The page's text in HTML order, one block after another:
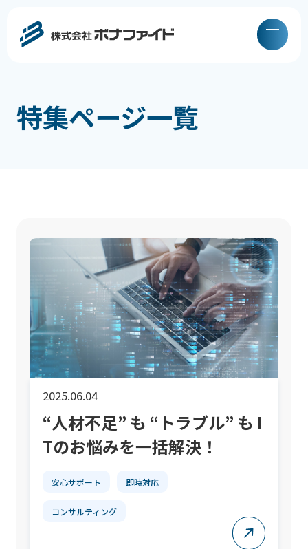
特集ページ一覧
2025.06.04
“人材不足” も “トラブル” も I
Tのお悩みを一括解決！
安心サポート 即時対応
コンサルティング